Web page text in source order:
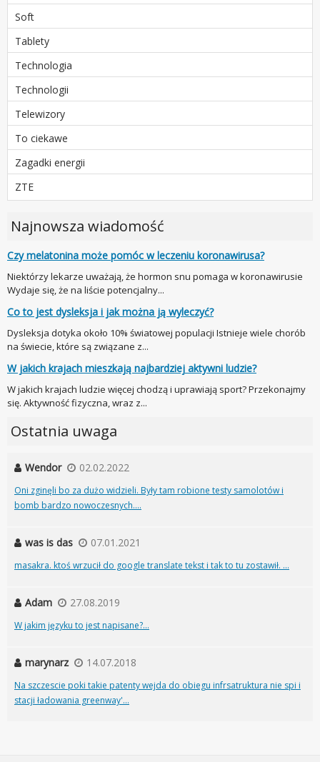
Soft
Tablety
Technologia
Technologii
Telewizory
To ciekawe
Zagadki energii
ZTE
Najnowsza wiadomość
Czy melatonina może pomóc w leczeniu koronawirusa?
Niektórzy lekarze uważają, że hormon snu pomaga w koronawirusie
Wydaje się, że na liście potencjalny...
Co to jest dysleksja i jak można ją wyleczyć?
Dysleksja dotyka około 10% światowej populacji Istnieje wiele chorób
na świecie, które są związane z...
W jakich krajach mieszkają najbardziej aktywni ludzie?
W jakich krajach ludzie więcej chodzą i uprawiają sport? Przekonajmy
się. Aktywność fizyczna, wraz z...
Ostatnia uwaga
Wendor 02.02.2022
Oni zginęli bo za dużo widzieli. Były tam robione testy samolotów i
bomb bardzo nowoczesnych....
was is das 07.01.2021
masakra. ktoś wrzucił do google translate tekst i tak to tu zostawił. ...
Adam 27.08.2019
W jakim języku to jest napisane?...
marynarz 14.07.2018
Na szczescie poki takie patenty wejda do obiegu infrsatruktura nie spi i
stacji ładowania greenway'...